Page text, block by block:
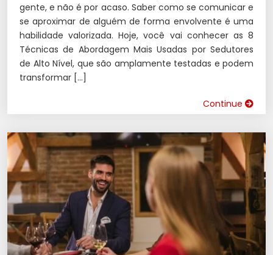
gente, e não é por acaso. Saber como se comunicar e
se aproximar de alguém de forma envolvente é uma
habilidade valorizada. Hoje, você vai conhecer as 8
Técnicas de Abordagem Mais Usadas por Sedutores
de Alto Nível, que são amplamente testadas e podem
transformar […]
Continue